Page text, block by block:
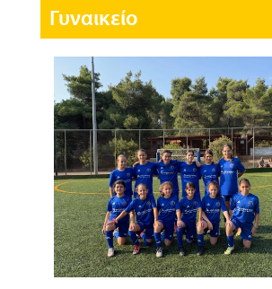
Γυναικείο